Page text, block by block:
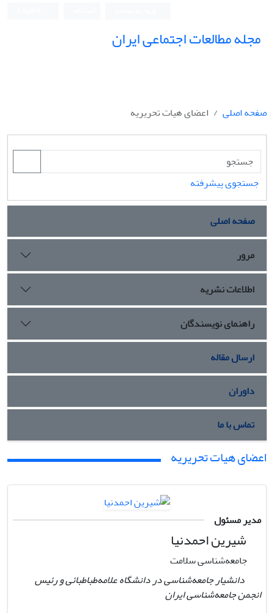
مجله مطالعات اجتماعی ایران
صفحه اصلی اعضای هیات تحریریه
جستجوی پیشرفته
صفحه اصلی
مرور
اطلاعات نشریه
راهنمای نویسندگان
ارسال مقاله
داوران
تماس با ما
اعضای هیات تحریریه
مدیر مسئول
شیرین احمدنیا
جامعه‌شناسی سلامت
دانشیار جامعه‌شناسی در دانشگاه علامه‌طباطبائی و رئیس
انجمن جامعه‌شناسی ایران